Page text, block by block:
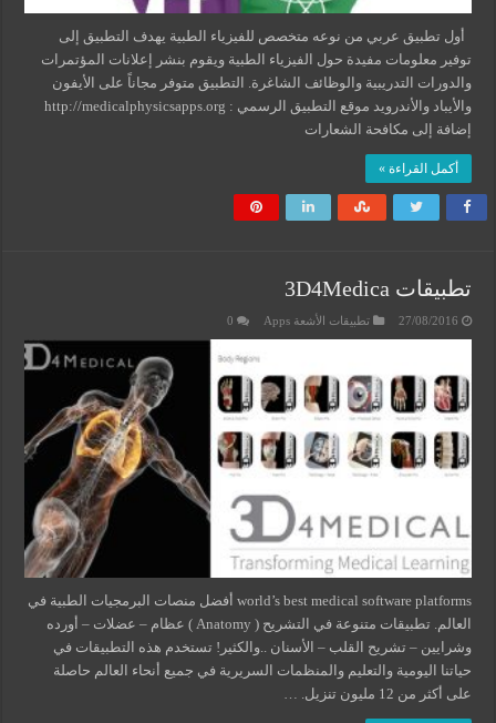
أول تطبيق عربي من نوعه متخصص للفيزياء الطبية يهدف التطبيق إلى
توفير معلومات مفيدة حول الفيزياء الطبية ويقوم بنشر إعلانات المؤتمرات
والدورات التدريبية والوظائف الشاغرة. التطبيق متوفر مجاناً على الأيفون
والأيباد والأندرويد موقع التطبيق الرسمي : http://medicalphysicsapps.org
إضافة إلى مكافحة الشعارات
أكمل القراءة »
تطبيقات 3D4Medica
27/08/2016 تطبيقات الأشعة Apps 0
world’s best medical software platforms أفضل منصات البرمجيات الطبية في
العالم. تطبيقات متنوعة في التشريح ( Anatomy ) عظام – عضلات – أورده
وشرايين – تشريح القلب – الأسنان ..والكثير! تستخدم هذه التطبيقات في
حياتنا اليومية والتعليم والمنظمات السريرية في جميع أنحاء العالم حاصلة
على أكثر من 12 مليون تنزيل. …